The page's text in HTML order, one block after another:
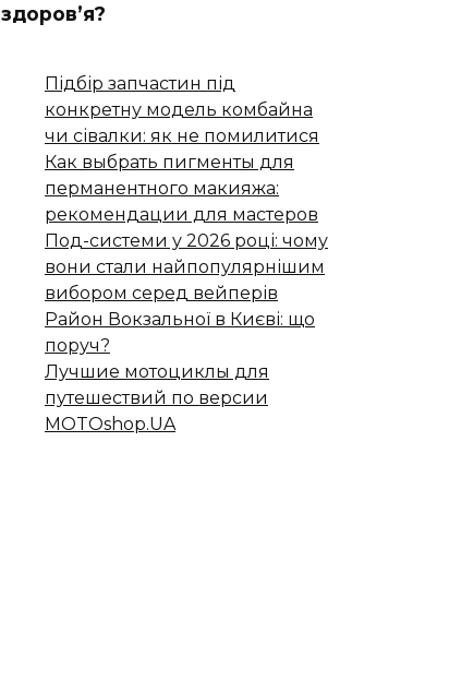
здоров’я?
Підбір запчастин під
конкретну модель комбайна
чи сівалки: як не помилитися
Как выбрать пигменты для
перманентного макияжа:
рекомендации для мастеров
Под-системи у 2026 році: чому
вони стали найпопулярнішим
вибором серед вейперів
Район Вокзальної в Києві: що
поруч?
Лучшие мотоциклы для
путешествий по версии
MOTOshop.UA